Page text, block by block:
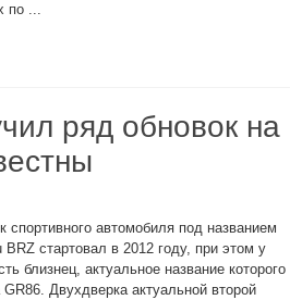
по ...
ряд обновок на
спортивного автомобиля под названием
BRZ стартовал в 2012 году, при этом у
близнец, актуальное название которого
GR86. Двухдверка актуальной второй